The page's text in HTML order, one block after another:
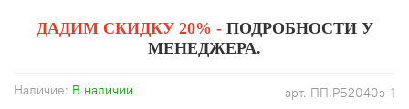
потенциал раскрывается именно при работе с
термодревесиной. Почему?
Стабильность геометрии
. Обычная древесина
арт. ПП.РБ2040э-1
Наличие: В наличии
ДАДИМ СКИДКУ 20% -ПОДРОБНОСТИ У
МЕНЕДЖЕРА.